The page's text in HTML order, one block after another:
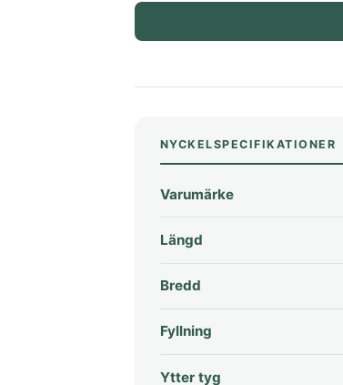
NYCKELSPECIFIKATIONER
Varumärke
Längd
Bredd
Fyllning
Ytter tyg